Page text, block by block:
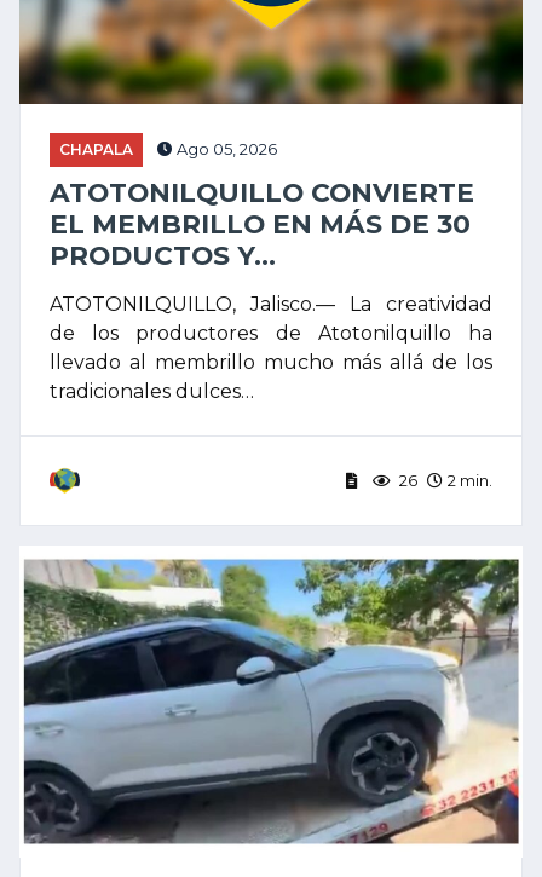
CHAPALA Ago 05, 2026
ATOTONILQUILLO CONVIERTE
EL MEMBRILLO EN MÁS DE 30
PRODUCTOS Y...
ATOTONILQUILLO, Jalisco.— La creatividad
de los productores de Atotonilquillo ha
llevado al membrillo mucho más allá de los
tradicionales dulces…
26 2 min.